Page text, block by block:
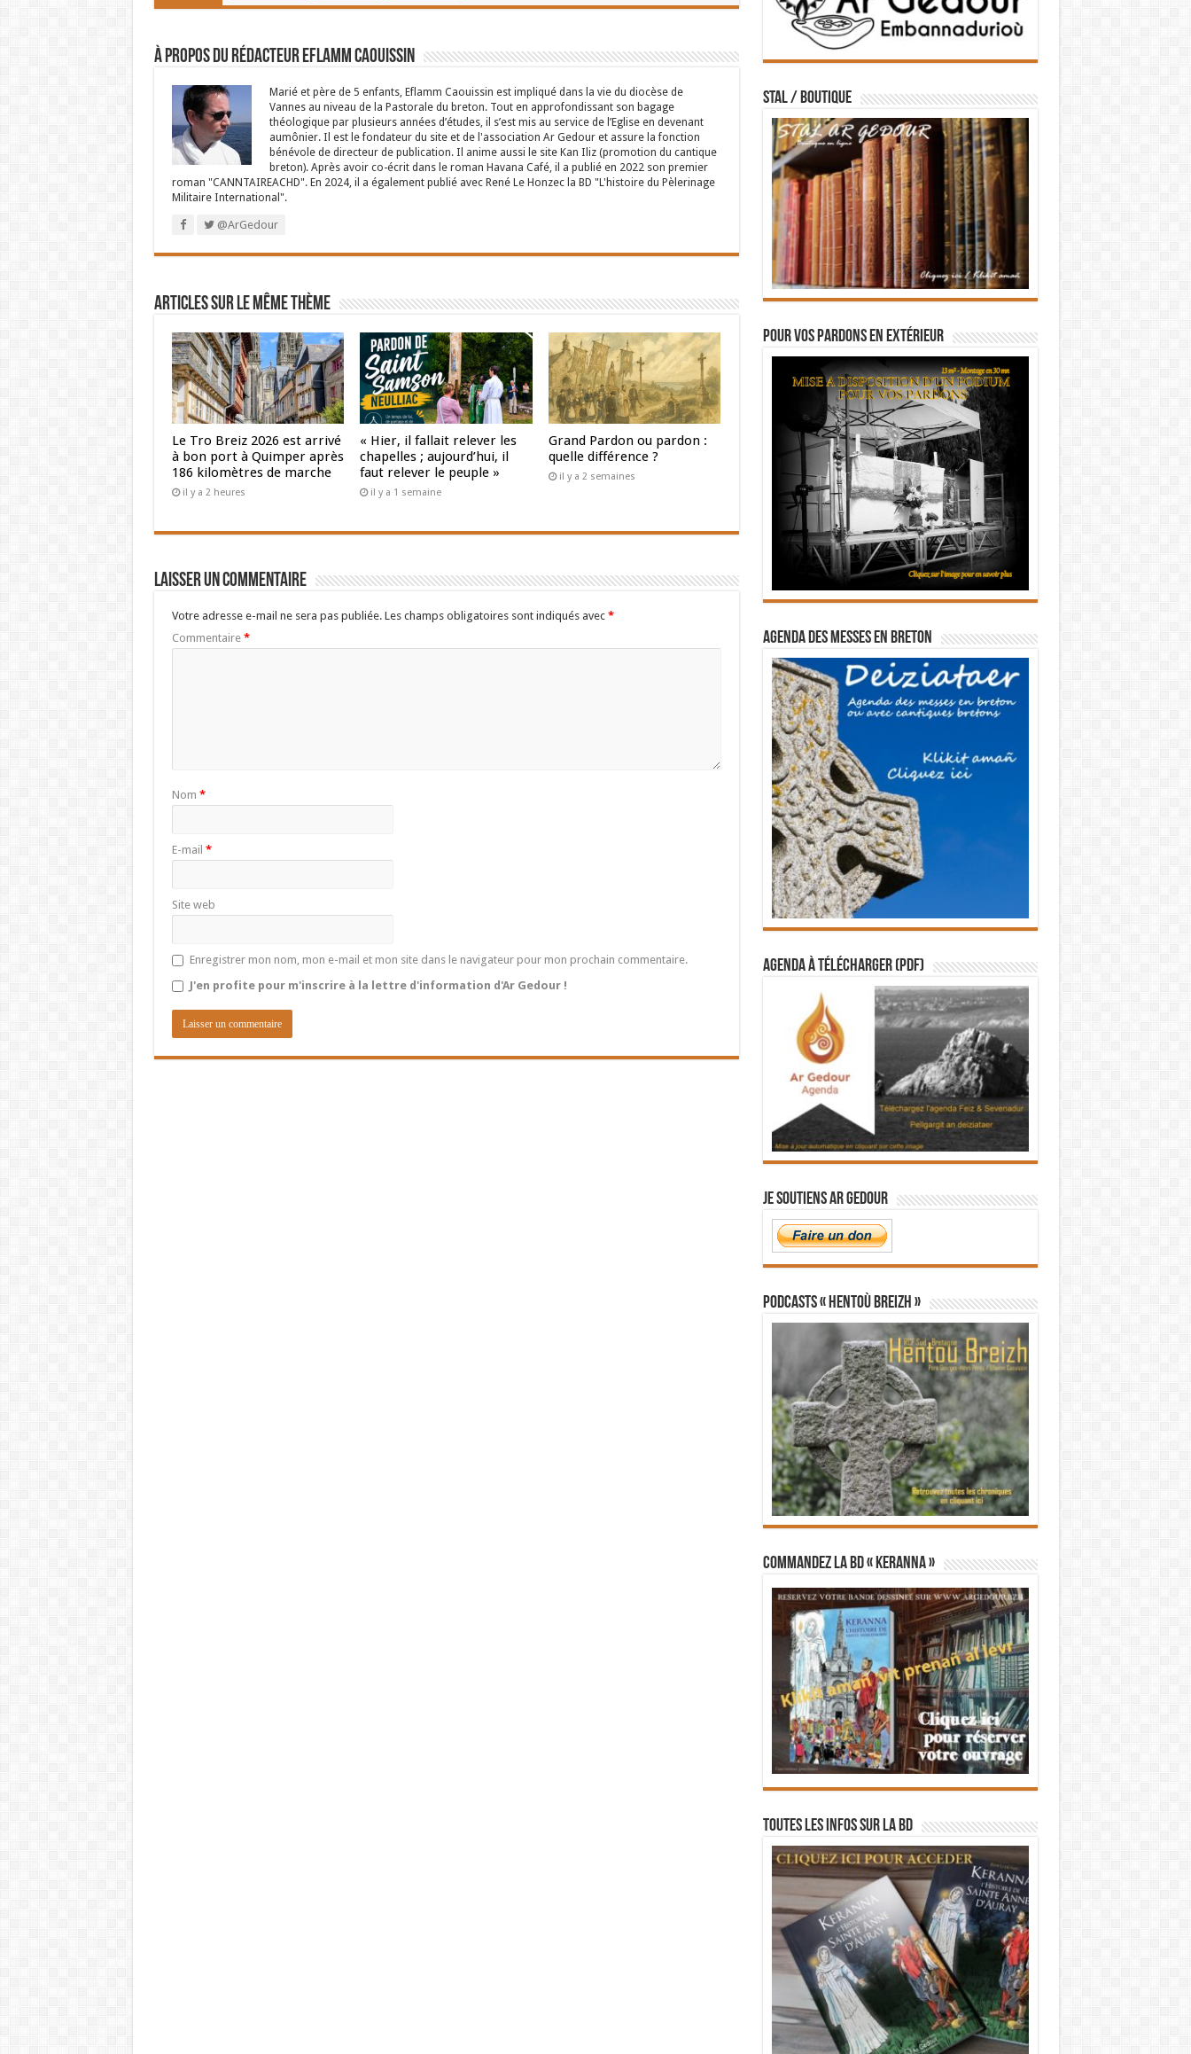
À propos du rédacteur Eflamm Caouissin
Marié et père de 5 enfants, Eflamm Caouissin est impliqué dans la vie du diocèse de
Vannes au niveau de la Pastorale du breton. Tout en approfondissant son bagage
théologique par plusieurs années d’études, il s’est mis au service de l’Eglise en devenant
aumônier. Il est le fondateur du site et de l'association Ar Gedour et assure la fonction
bénévole de directeur de publication. Il anime aussi le site Kan Iliz (promotion du cantique
breton). Après avoir co-écrit dans le roman Havana Café, il a publié en 2022 son premier
roman "CANNTAIREACHD". En 2024, il a également publié avec René Le Honzec la BD "L'histoire du Pèlerinage
Militaire International".
@ArGedour
Articles sur le même thème
Le Tro Breiz 2026 est arrivé
à bon port à Quimper après
186 kilomètres de marche
il y a 2 heures
« Hier, il fallait relever les
chapelles ; aujourd’hui, il
faut relever le peuple »
il y a 1 semaine
Grand Pardon ou pardon :
quelle différence ?
il y a 2 semaines
Laisser un commentaire
Votre adresse e-mail ne sera pas publiée. Les champs obligatoires sont indiqués avec *
Commentaire *
Nom *
E-mail *
Site web
Enregistrer mon nom, mon e-mail et mon site dans le navigateur pour mon prochain commentaire.
J'en profite pour m'inscrire à la lettre d'information d'Ar Gedour !
STAL / BOUTIQUE
Pour vos pardons en extérieur
Agenda des messes en breton
Agenda à télécharger (PDF)
Je soutiens Ar Gedour
PODCASTS « Hentoù Breizh »
Commandez la BD « Keranna »
Toutes les infos sur la BD